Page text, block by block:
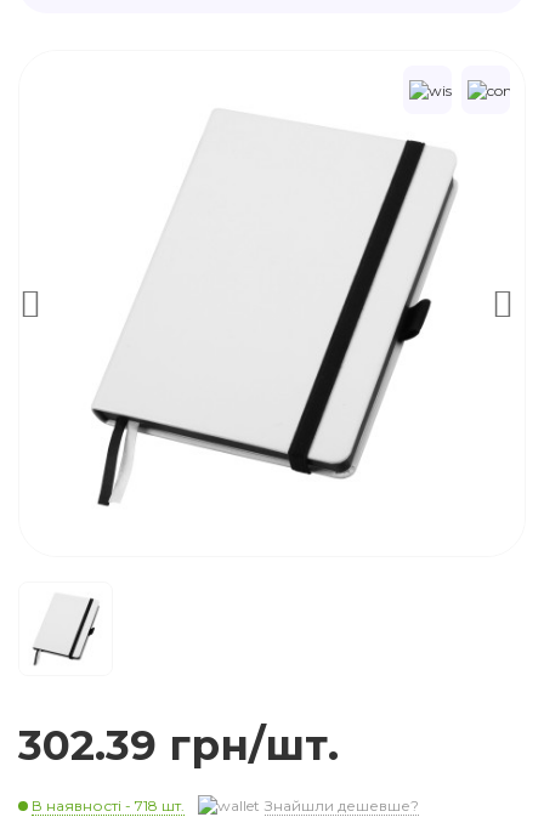
302.39 грн/шт.
В наявності - 718 шт. Знайшли дешевше?